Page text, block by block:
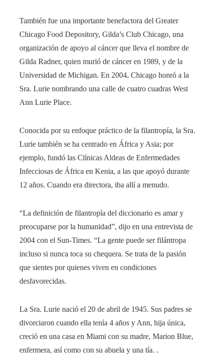
También fue una importante benefactora del Greater
Chicago Food Depository, Gilda’s Club Chicago, una
organización de apoyo al cáncer que lleva el nombre de
Gilda Radner, quien murió de cáncer en 1989, y de la
Universidad de Michigan. En 2004, Chicago honró a la
Sra. Lurie nombrando una calle de cuatro cuadras West
Ann Lurie Place.
Conocida por su enfoque práctico de la filantropía, la Sra.
Lurie también se ha centrado en África y Asia; por
ejemplo, fundó las Clínicas Aldeas de Enfermedades
Infecciosas de África en Kenia, a las que apoyó durante
12 años. Cuando era directora, iba allí a menudo.
“La definición de filantropía del diccionario es amar y
preocuparse por la humanidad”, dijo en una entrevista de
2004 con el Sun-Times. “La gente puede ser filántropa
incluso si nunca toca su chequera. Se trata de la pasión
que sientes por quienes viven en condiciones
desfavorecidas.
La Sra. Lurie nació el 20 de abril de 1945. Sus padres se
divorciaron cuando ella tenía 4 años y Ann, hija única,
creció en una casa en Miami con su madre, Marion Blue,
enfermera, así como con su abuela y una tía. .